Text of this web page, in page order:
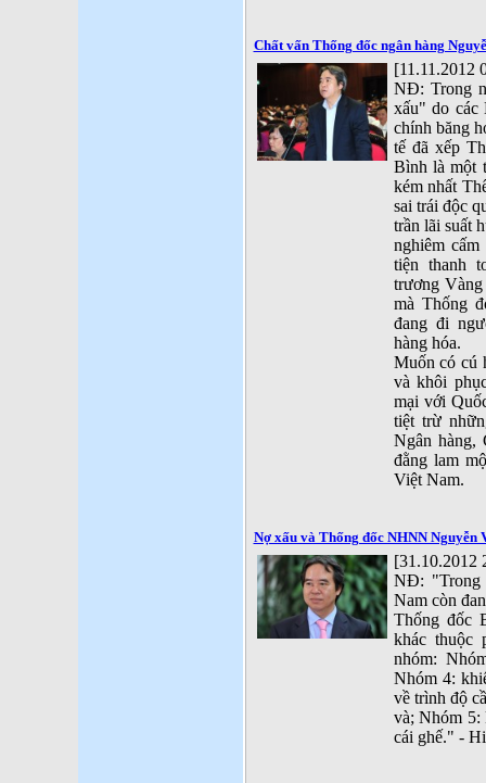
Chất vấn Thống đốc ngân hàng
[11.11.2012
NĐ: Trong
xấu" do các
chính băng
tế đã xếp
Bình là một
kém nhất
sai trái độc
trần lãi suất
nghiêm
tiện thanh
trương
mà Thống
đang đi
hàng hóa.
Muốn có cú
và khôi
mại với
tiệt trừ
Ngân hàng,
đằng lam
Việt Nam.
Nợ xấu và Thống đốc NHNN Nguyễn
[31.10.2012
NĐ: "Trong
Nam còn
Thống đốc
khác thuộc
nhóm:
Nhóm 4:
về trình độ
và; Nhóm 5:
cái ghế." -